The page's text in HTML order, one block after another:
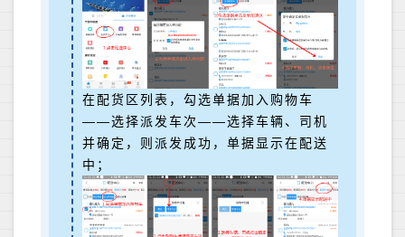
在配货区列表，勾选单据加入购物车
——选择派发车次——选择车辆、司机
并确定，则派发成功，单据显示在配送
中；